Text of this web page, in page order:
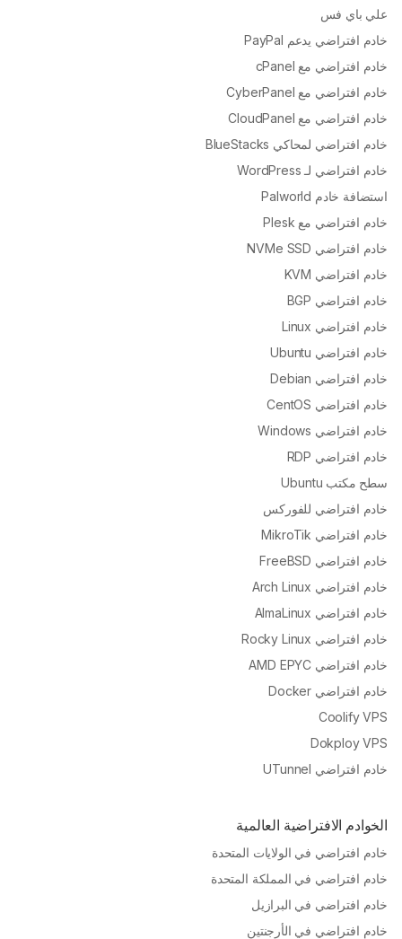
علي باي فس
خادم افتراضي يدعم PayPal
خادم افتراضي مع cPanel
خادم افتراضي مع CyberPanel
خادم افتراضي مع CloudPanel
خادم افتراضي لمحاكي BlueStacks
خادم افتراضي لـ WordPress
استضافة خادم Palworld
خادم افتراضي مع Plesk
خادم افتراضي NVMe SSD
خادم افتراضي KVM
خادم افتراضي BGP
خادم افتراضي Linux
خادم افتراضي Ubuntu
خادم افتراضي Debian
خادم افتراضي CentOS
خادم افتراضي Windows
خادم افتراضي RDP
سطح مكتب Ubuntu
خادم افتراضي للفوركس
خادم افتراضي MikroTik
خادم افتراضي FreeBSD
خادم افتراضي Arch Linux
خادم افتراضي AlmaLinux
خادم افتراضي Rocky Linux
خادم افتراضي AMD EPYC
خادم افتراضي Docker
Coolify VPS
Dokploy VPS
خادم افتراضي UTunnel
الخوادم الافتراضية العالمية
خادم افتراضي في الولايات المتحدة
خادم افتراضي في المملكة المتحدة
خادم افتراضي في البرازيل
خادم افتراضي في الأرجنتين